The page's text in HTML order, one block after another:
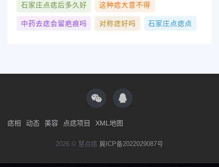
石家庄点痣后多久好 这种痣大意不得
中药去痣会留疤痕吗 对称痣好吗 石家庄点痣点
痣相 动态 美容 点痣项目 XML地图
2026 © 慧点痣 冀ICP备2022029087号